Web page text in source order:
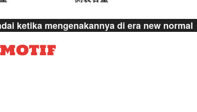
ketika mengenakannya di era new normal